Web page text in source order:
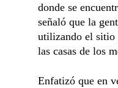
donde se
señaló que la
utilizando el sitio
las casas de los
Enfatizó que en